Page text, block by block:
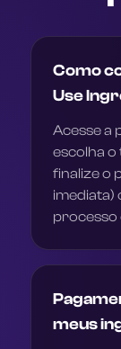
Como
Use
Acesse a
escolha o
finalize o
imediata)
processo
meus